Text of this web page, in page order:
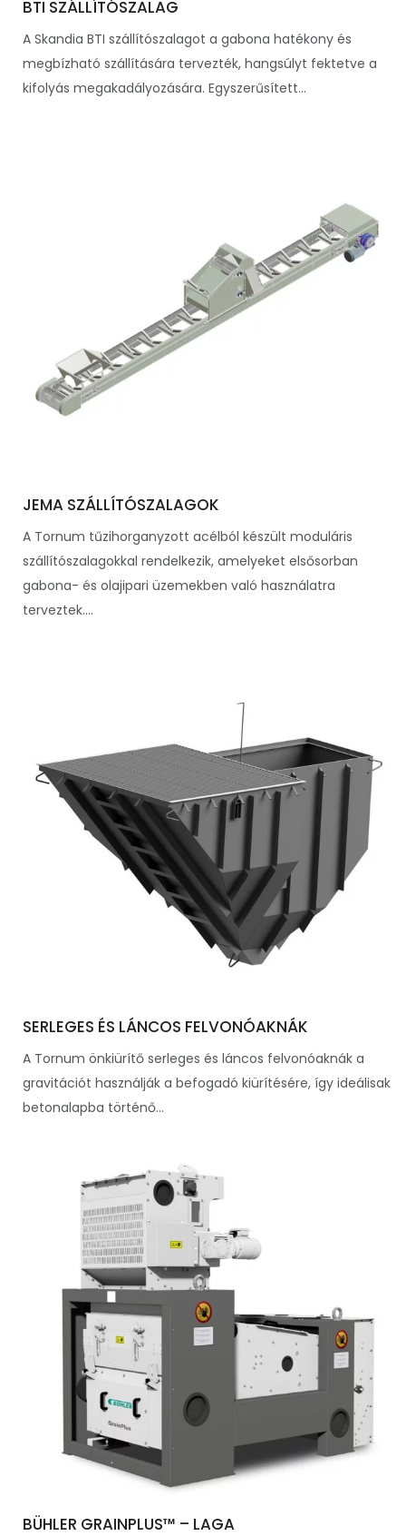
BTI SZÁLLÍTÓSZALAG
A Skandia BTI szállítószalagot a gabona hatékony és
megbízható szállítására tervezték, hangsúlyt fektetve a
kifolyás megakadályozására. Egyszerűsített...
JEMA SZÁLLÍTÓSZALAGOK
A Tornum tűzihorganyzott acélból készült moduláris
szállítószalagokkal rendelkezik, amelyeket elsősorban
gabona- és olajipari üzemekben való használatra
terveztek....
SERLEGES ÉS LÁNCOS FELVONÓAKNÁK
A Tornum önkiürítő serleges és láncos felvonóaknák a
gravitációt használják a befogadó kiürítésére, így ideálisak
betonalapba történő...
BÜHLER GRAINPLUS™ – LAGA